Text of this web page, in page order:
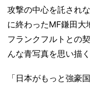
攻撃の中心を託され
に終わったMF鎌田大
フランクフルトとの
んな青写真を思い描く
「日本がもっと強豪